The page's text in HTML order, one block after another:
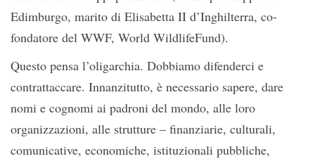
Edimburgo, marito di Elisabetta II d’Inghilterra, co-
fondatore del WWF, World WildlifeFund).
Questo pensa l’oligarchia. Dobbiamo difenderci e
contrattaccare. Innanzitutto, è necessario sapere, dare
nomi e cognomi ai padroni del mondo, alle loro
organizzazioni, alle strutture – finanziarie, culturali,
comunicative, economiche, istituzionali pubbliche,